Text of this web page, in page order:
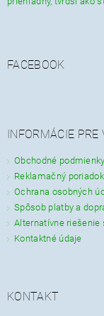
FACEBOOK
INFORMÁCIE PRE
Obchodné podmienky
Reklamačný poriadok
Ochrana osobných
Spôsob platby a
Alternatívne riešenie
Kontaktné údaje
KONTAKT